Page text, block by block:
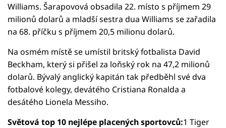
Williams. Šarapovová obsadila 22. místo s příjmem 29
milionů dolarů a mladší sestra dua Williams se zařadila
na 68. příčku s příjmem 20,5 milionu dolarů.
Na osmém místě se umístil britský fotbalista David
Beckham, který si přišel za loňský rok na 47,2 milionů
dolarů. Bývalý anglický kapitán tak předběhl své dva
fotbalové kolegy, devátého Cristiana Ronalda a
desátého Lionela Messiho.
Světová top 10 nejlépe placených sportovců:1 Tiger